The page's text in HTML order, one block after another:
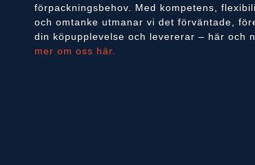
förpackningsbehov. Med kompetens,
och omtanke utmanar vi det förväntade,
din köpupplevelse och levererar – här och
mer om oss här.